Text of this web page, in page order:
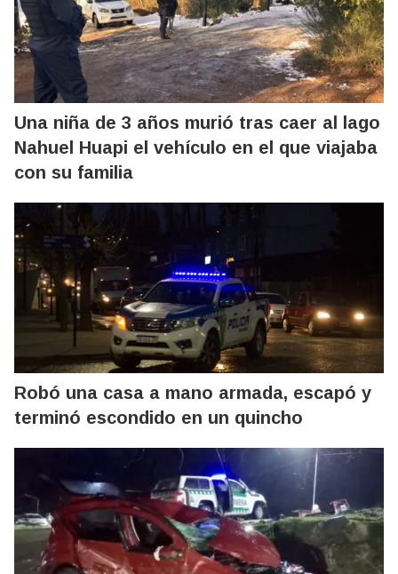
Una niña de 3 años murió tras caer al lago
Nahuel Huapi el vehículo en el que viajaba
con su familia
Robó una casa a mano armada, escapó y
terminó escondido en un quincho